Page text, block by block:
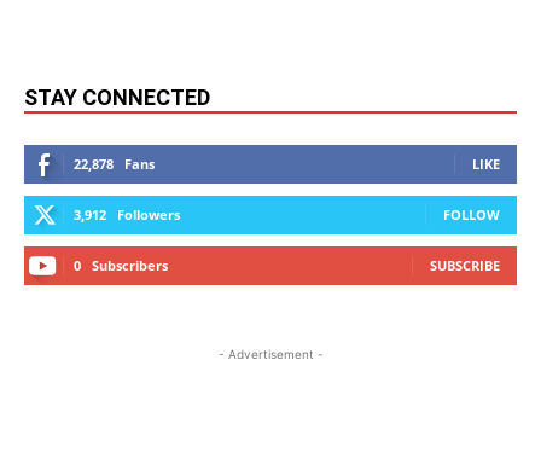
STAY CONNECTED
22,878 Fans LIKE
3,912 Followers FOLLOW
0 Subscribers SUBSCRIBE
- Advertisement -